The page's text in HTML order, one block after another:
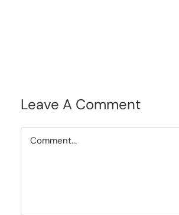
Leave A Comment
Comment